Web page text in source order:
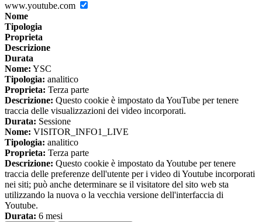
www.youtube.com
Nome
Tipologia
Proprieta
Descrizione
Durata
Nome: YSC
Tipologia: analitico
Proprieta: Terza parte
Descrizione: Questo cookie è impostato da YouTube per tenere
traccia delle visualizzazioni dei video incorporati.
Durata: Sessione
Nome: VISITOR_INFO1_LIVE
Tipologia: analitico
Proprieta: Terza parte
Descrizione: Questo cookie è impostato da Youtube per tenere
traccia delle preferenze dell'utente per i video di Youtube incorporati
nei siti; può anche determinare se il visitatore del sito web sta
utilizzando la nuova o la vecchia versione dell'interfaccia di
Youtube.
Durata: 6 mesi